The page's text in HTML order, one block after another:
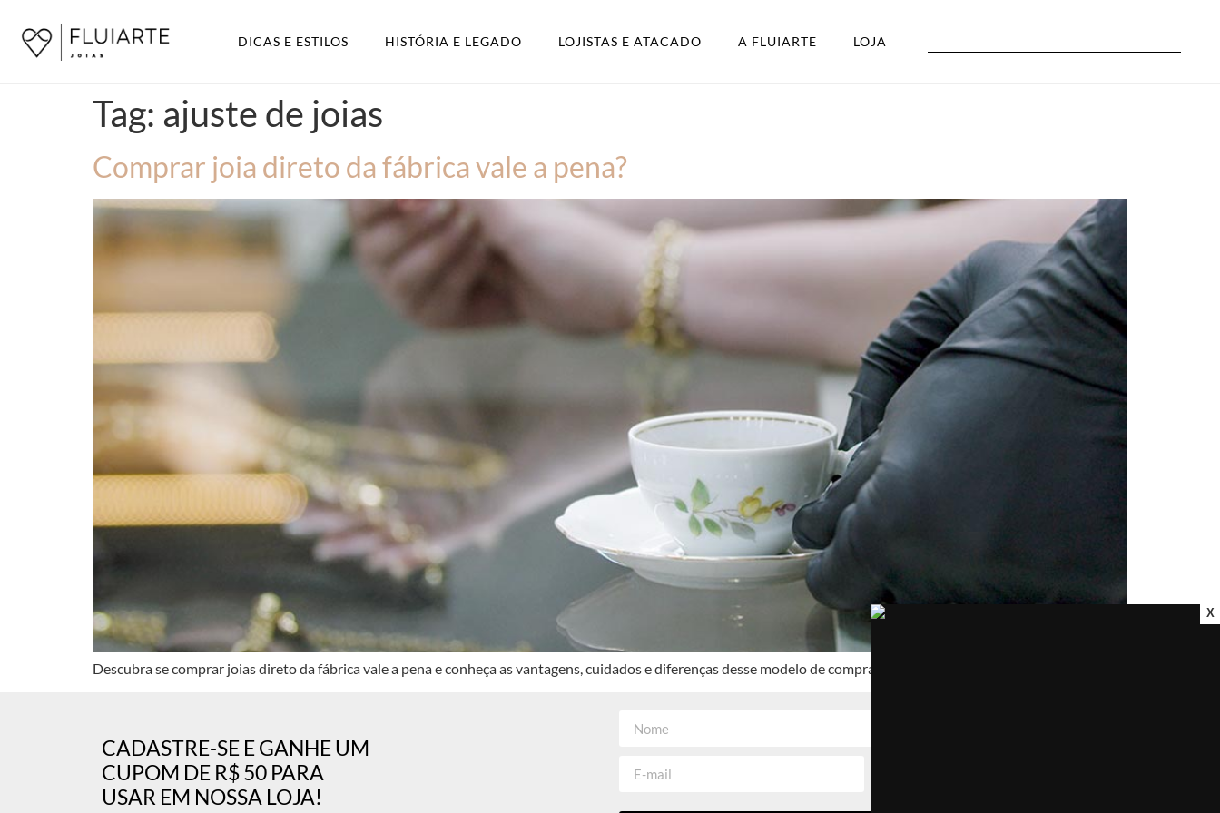
DICAS E ESTILOS HISTÓRIA E LEGADO LOJISTAS E ATACADO A FLUIARTE LOJA
Tag: ajuste de joias
Comprar joia direto da fábrica vale a pena?
Descubra se comprar joias direto da fábrica vale a pena e conheça as vantagens, cuidados e diferenças desse modelo de compra
CADASTRE-SE E GANHE UM
CUPOM DE R$ 50 PARA
USAR EM NOSSA LOJA!
X